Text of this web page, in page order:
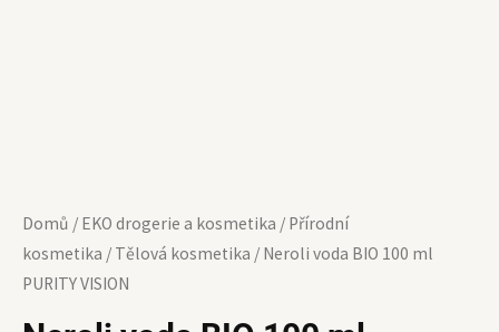
Domů / EKO drogerie a kosmetika / Přírodní
kosmetika / Tělová kosmetika / Neroli voda BIO 100 ml
PURITY VISION